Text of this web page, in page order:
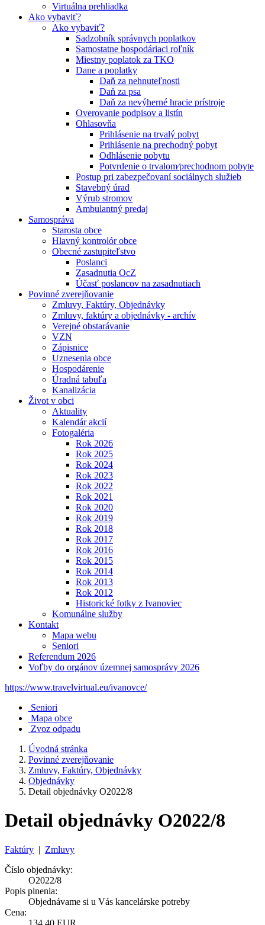
Virtuálna prehliadka
Ako vybaviť?
Ako vybaviť?
Sadzobník správnych poplatkov
Samostatne hospodáriaci roľník
Miestny poplatok za TKO
Dane a poplatky
Daň za nehnuteľnosti
Daň za psa
Daň za nevýherné hracie prístroje
Overovanie podpisov a listín
Ohlasovňa
Prihlásenie na trvalý pobyt
Prihlásenie na prechodný pobyt
Odhlásenie pobytu
Potvrdenie o trvalom⁄prechodnom pobyte
Postup pri zabezpečovaní sociálnych služieb
Stavebný úrad
Výrub stromov
Ambulantný predaj
Samospráva
Starosta obce
Hlavný kontrolór obce
Obecné zastupiteľstvo
Poslanci
Zasadnutia OcZ
Účasť poslancov na zasadnutiach
Povinné zverejňovanie
Zmluvy, Faktúry, Objednávky
Zmluvy, faktúry a objednávky - archív
Verejné obstarávanie
VZN
Zápisnice
Uznesenia obce
Hospodárenie
Úradná tabuľa
Kanalizácia
Život v obci
Aktuality
Kalendár akcií
Fotogaléria
Rok 2026
Rok 2025
Rok 2024
Rok 2023
Rok 2022
Rok 2021
Rok 2020
Rok 2019
Rok 2018
Rok 2017
Rok 2016
Rok 2015
Rok 2014
Rok 2013
Rok 2012
Historické fotky z Ivanoviec
Komunálne služby
Kontakt
Mapa webu
Seniori
Referendum 2026
Voľby do orgánov územnej samosprávy 2026
https://www.travelvirtual.eu/ivanovce/
Seniori
Mapa obce
Zvoz odpadu
Úvodná stránka
Povinné zverejňovanie
Zmluvy, Faktúry, Objednávky
Objednávky
Detail objednávky O2022/8
Detail objednávky O2022/8
Faktúry | Zmluvy
Číslo objednávky:
O2022/8
Popis plnenia:
Objednávame si u Vás kancelárske potreby
Cena:
134,40 EUR